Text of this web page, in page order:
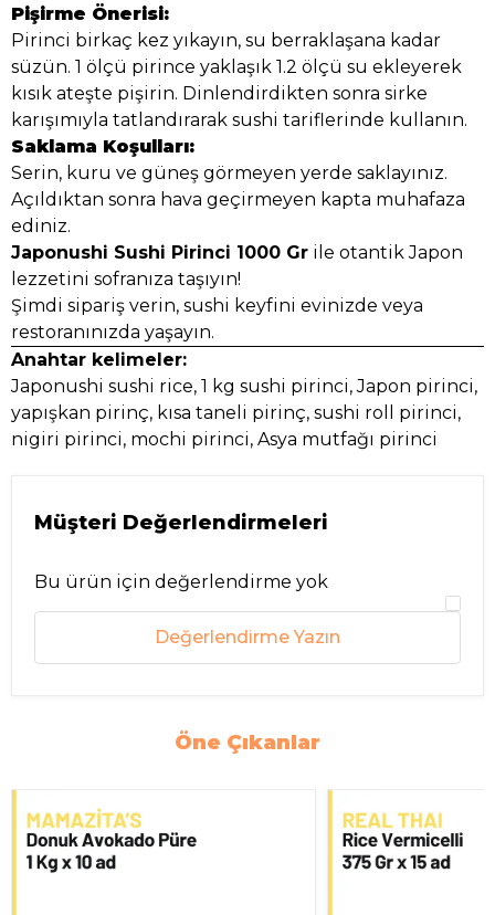
Pişirme Önerisi:
Pirinci birkaç kez yıkayın, su berraklaşana kadar
süzün. 1 ölçü pirince yaklaşık 1.2 ölçü su ekleyerek
kısık ateşte pişirin. Dinlendirdikten sonra sirke
karışımıyla tatlandırarak sushi tariflerinde kullanın.
Saklama Koşulları:
Serin, kuru ve güneş görmeyen yerde saklayınız.
Açıldıktan sonra hava geçirmeyen kapta muhafaza
ediniz.
Japonushi Sushi Pirinci 1000 Gr ile otantik Japon
lezzetini sofranıza taşıyın!
Şimdi sipariş verin, sushi keyfini evinizde veya
restoranınızda yaşayın.
Anahtar kelimeler:
Japonushi sushi rice, 1 kg sushi pirinci, Japon pirinci,
yapışkan pirinç, kısa taneli pirinç, sushi roll pirinci,
nigiri pirinci, mochi pirinci, Asya mutfağı pirinci
Müşteri Değerlendirmeleri
Bu ürün için değerlendirme yok
Değerlendirme Yazın
Öne Çıkanlar